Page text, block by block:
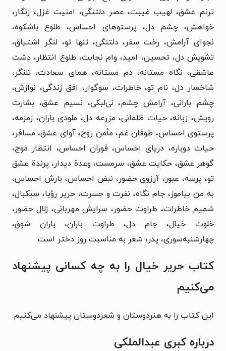
ترنم عشق، لهیب غیبت، عصر دلتنگی، امنیت غزل، زنگار،
خواهش، چشم دل، پرستوهای احساس، طلوع باشکوه،
نجوای آرامش، رخت سفر، دلتنگی، تنها تو، لنگر اشتیاق،
تشویش دل، تحسین، امید، وام نجابت، طلوع انتظار، دشت
عاشقی، نگاه مستانه، دم مستانه، همای سعادت، تلنگر،
شاخسار دل، نام تو، خاطرات، سوگوار، افق زندگی، نوازش،
چشم بارانی، آرامش چشم، نی‌لبکی، نسیم عشق، بشارت
رویش، زبانه، حیات ظلمانی، مزرعه دل، ملودی باران، زمزمه،
پرستوی احساس، طوفان غم، مأمن روح، آوای عشق، مسافر،
حیات دوباره، دریای احساس، فوران احساس، انتظار موج،
گوهر عشق، حکایت عشق، سرمست، وعدة دیدار، پرندة عشق
تو، پرسه، عبور، آرزوی حضور، نبض احساس، بارش احساس،
به من بیاموز، جام نگاه، نفرت و حسرت، حریر رؤیا، سبکبال،
شمیم خاطرات، طراوت حضور، سرایش مهربانی، زلال حضور،
خلوت خیال، جام دل، طراوت باران، باران شوق،
چهارشنبه‌سوری، پدر، شعر به مناسبت روز دختر است.
کتاب حریر خیال را به چه کسانی پیشنهاد
می‌کنیم
این کتاب را به هنردوستان و شعردوستان پیشنهاد می‌کنیم.
درباره کبری عبدالملکی